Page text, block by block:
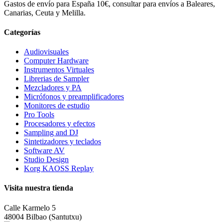
Gastos de envío para España 10€, consultar para envíos a Baleares,
Canarias, Ceuta y Melilla.
Categorías
Audiovisuales
Computer Hardware
Instrumentos Virtuales
Librerias de Sampler
Mezcladores y PA
Micrófonos y preamplificadores
Monitores de estudio
Pro Tools
Procesadores y efectos
Sampling and DJ
Sintetizadores y teclados
Software AV
Studio Design
Korg KAOSS Replay
Visita nuestra tienda
Calle Karmelo 5
48004 Bilbao (Santutxu)